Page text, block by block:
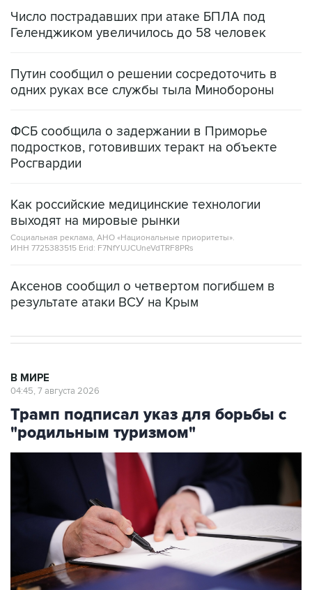
Путин сообщил о решении сосредоточить в
ФСБ сообщила о задержании в Приморье
Росгвардии
Как российские медицинские технологии
Социальная реклама, АНО «Национальные приоритеты».
ИНН 7725383515 Erid: F7NfYUJCUneVdTRF8PRs
Трамп подписал указ для борьбы с
"родильным туризмом"